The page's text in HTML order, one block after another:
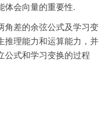
体会向量的重要性.
角差的余弦公式及学习变
推理能力和运算能力，并
公式和学习变换的过程